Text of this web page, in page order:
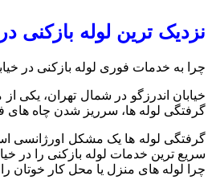
نزدیک‌ ترین لوله‌ بازکنی
چرا به خدمات فوری لوله‌ بازکنی در
خیابان اندرزگو در شمال تهران،
گرفتگی لوله‌ ها، سرریز شدن چاه‌ های
گرفتگی لوله‌ ها یک مشکل اورژانسی
سریع‌ ترین خدمات لوله‌ بازکنی را در
چرا لوله های منزل یا محل کار خوتان